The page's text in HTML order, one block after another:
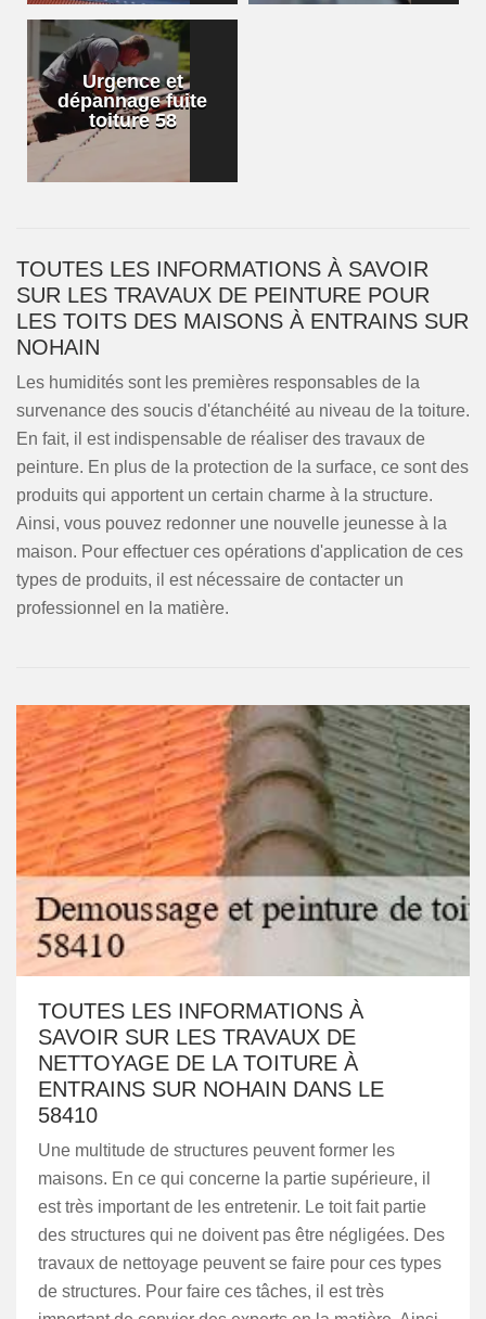
Urgence et
dépannage fuite
toiture 58
TOUTES LES INFORMATIONS À SAVOIR
SUR LES TRAVAUX DE PEINTURE POUR
LES TOITS DES MAISONS À ENTRAINS SUR
NOHAIN
Les humidités sont les premières responsables de la
survenance des soucis d'étanchéité au niveau de la toiture.
En fait, il est indispensable de réaliser des travaux de
peinture. En plus de la protection de la surface, ce sont des
produits qui apportent un certain charme à la structure.
Ainsi, vous pouvez redonner une nouvelle jeunesse à la
maison. Pour effectuer ces opérations d'application de ces
types de produits, il est nécessaire de contacter un
professionnel en la matière.
TOUTES LES INFORMATIONS À
SAVOIR SUR LES TRAVAUX DE
NETTOYAGE DE LA TOITURE À
ENTRAINS SUR NOHAIN DANS LE
58410
Une multitude de structures peuvent former les
maisons. En ce qui concerne la partie supérieure, il
est très important de les entretenir. Le toit fait partie
des structures qui ne doivent pas être négligées. Des
travaux de nettoyage peuvent se faire pour ces types
de structures. Pour faire ces tâches, il est très